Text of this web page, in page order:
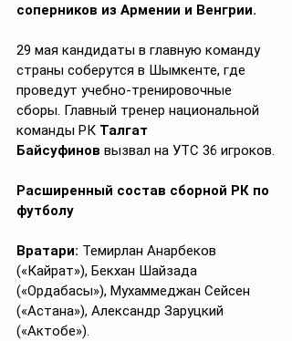
соперников из Армении и Венгрии.
29 мая кандидаты в главную команду
страны соберутся в Шымкенте, где
проведут учебно-тренировочные
сборы. Главный тренер национальной
команды РК Талгат
Байсуфинов вызвал на УТС 36 игроков.
Расширенный состав сборной РК по
футболу
Вратари: Темирлан Анарбеков
(«Кайрат»), Бекхан Шайзада
(«Ордабасы»), Мухаммеджан Сейсен
(«Астана»), Александр Заруцкий
(«Актобе»).